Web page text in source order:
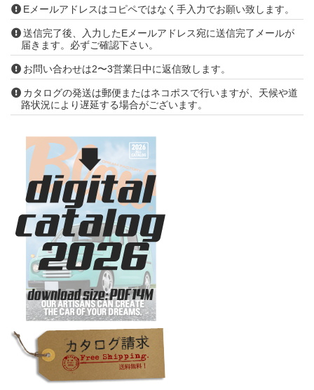
Eメールアドレスはコピペではなく手入力でお願い致します。
送信完了後、入力したEメールアドレス宛に送信完了メールが
届きます。必ずご確認下さい。
お問い合わせは2〜3営業日中に返信致します。
カタログの発送は郵便またはネコポスで行いますが、天候や道
路状況により遅延する場合がございます。